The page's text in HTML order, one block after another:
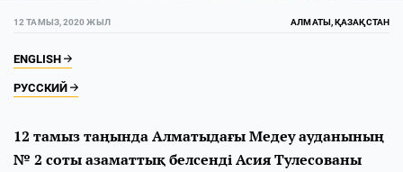
12 ТАМЫЗ, 2020 ЖЫЛ АЛМАТЫ, ҚАЗАҚСТАН
ENGLISH
РУССКИЙ
12 тамыз таңында Алматыдағы Медеу ауданының
№ 2 соты азаматтық белсенді Асия Тулесованы